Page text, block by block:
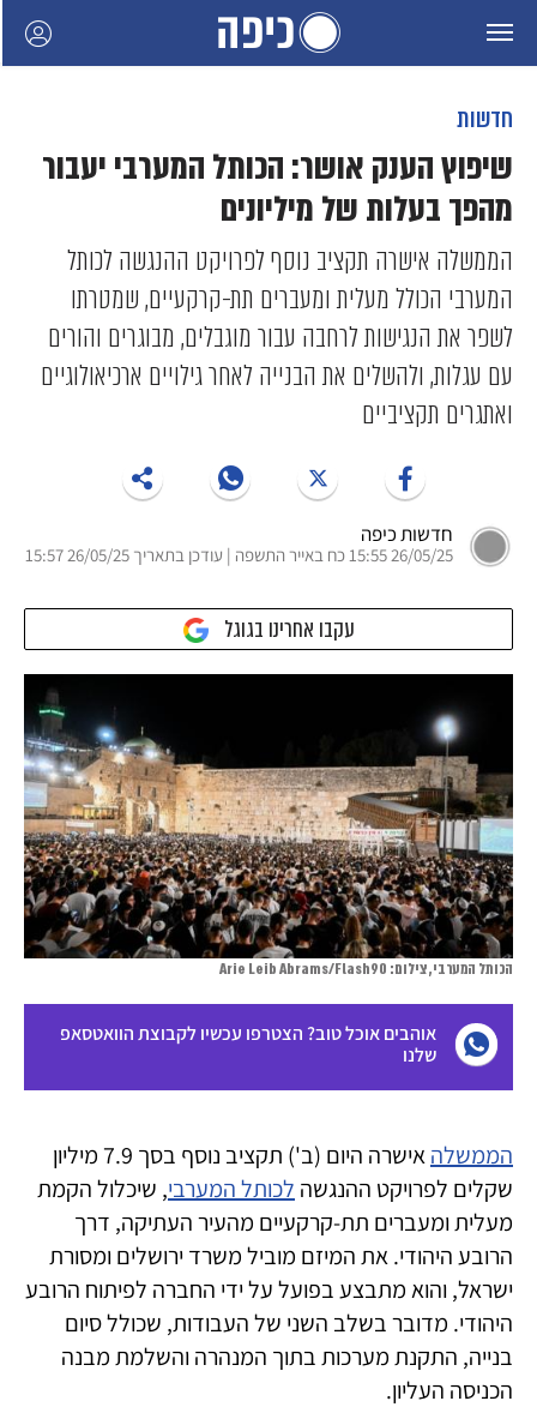
חדשות
שיפוץ הענק אושר: הכותל המערבי יעבור
מהפך בעלות של מיליונים
הממשלה אישרה תקציב נוסף לפרויקט ההנגשה לכותל
המערבי הכולל מעלית ומעברים תת-קרקעיים, שמטרתו
לשפר את הנגישות לרחבה עבור מוגבלים, מבוגרים והורים
עם עגלות, ולהשלים את הבנייה לאחר גילויים ארכיאולוגיים
ואתגרים תקציביים
חדשות כיפה
26/05/25 15:55 כח באייר התשפה | עודכן בתאריך 26/05/25 15:57
עקבו אחרינו בגוגל
הכותל המערבי, צילום: Arie Leib Abrams/Flash90
אוהבים אוכל טוב? הצטרפו עכשיו לקבוצת הוואטסאפ
שלנו
הממשלה
אישרה היום (ב') תקציב נוסף בסך 7.9 מיליון
שקלים לפרויקט ההנגשה לכותל המערבי, שיכלול הקמת
מעלית ומעברים תת-קרקעיים מהעיר העתיקה, דרך
הרובע היהודי. את המיזם מוביל משרד ירושלים ומסורת
ישראל, והוא מתבצע בפועל על ידי החברה לפיתוח הרובע
היהודי. מדובר בשלב השני של העבודות, שכולל סיום
בנייה, התקנת מערכות בתוך המנהרה והשלמת מבנה
הכניסה העליון.